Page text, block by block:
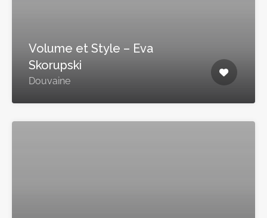
Volume et Style – Eva
Skorupski
Douvaine